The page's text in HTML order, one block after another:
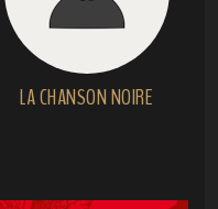
LA CHANSON NOIRE